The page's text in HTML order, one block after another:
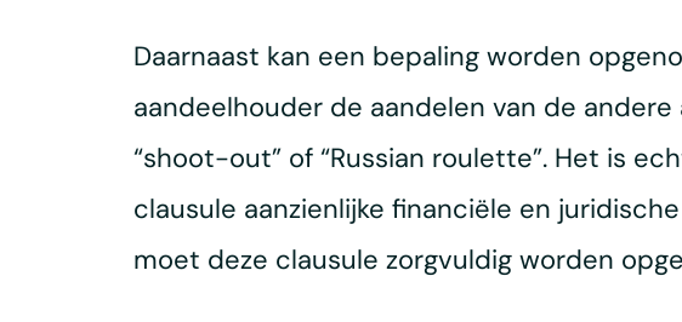
Daarnaast kan een bepaling worden
aandeelhouder de aandelen van de
“shoot-out” of “Russian roulette”. Het is
clausule aanzienlijke financiële en
moet deze clausule zorgvuldig worden